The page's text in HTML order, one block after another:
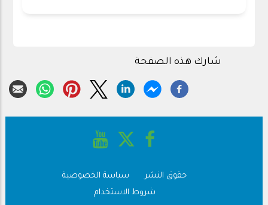
شارك هذه الصفحة
حقوق النشر
سياسة الخصوصية
شروط الاستخدام